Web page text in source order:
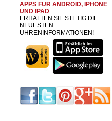
APPS FÜR ANDROID, IPHONE
UND IPAD
ERHALTEN SIE STETIG DIE
NEUESTEN
UHRENINFORMATIONEN!